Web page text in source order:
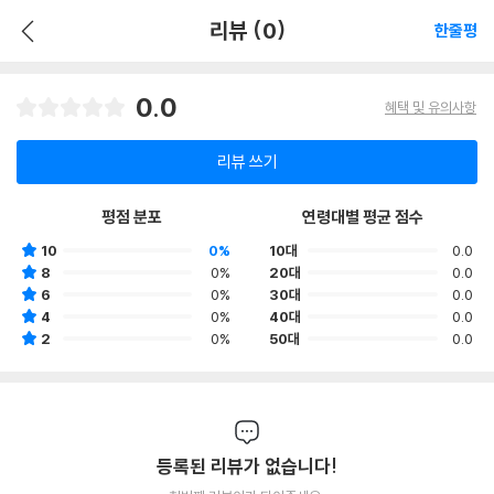
리뷰 (0) 한줄평
0.0 혜택 및 유의사항
리뷰 쓰기
평점 분포
10
0%
8
0%
6
0%
4
0%
2
0%
연령대별 평균 점수
10대
0.0
20대
0.0
30대
0.0
40대
0.0
50대
0.0
등록된 리뷰가 없습니다!